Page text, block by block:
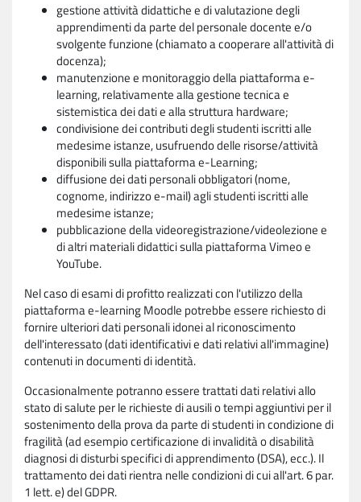
gestione attività didattiche e di valutazione degli
apprendimenti da parte del personale docente e/o
svolgente funzione (chiamato a cooperare all'attività di
docenza);
manutenzione e monitoraggio della piattaforma e-
learning, relativamente alla gestione tecnica e
sistemistica dei dati e alla struttura hardware;
condivisione dei contributi degli studenti iscritti alle
medesime istanze, usufruendo delle risorse/attività
disponibili sulla piattaforma e-Learning;
diffusione dei dati personali obbligatori (nome,
cognome, indirizzo e-mail) agli studenti iscritti alle
medesime istanze;
pubblicazione della videoregistrazione/videolezione e
di altri materiali didattici sulla piattaforma Vimeo e
YouTube.
Nel caso di esami di profitto realizzati con l'utilizzo della
piattaforma e-learning Moodle potrebbe essere richiesto di
fornire ulteriori dati personali idonei al riconoscimento
dell'interessato (dati identificativi e dati relativi all'immagine)
contenuti in documenti di identità.
Occasionalmente potranno essere trattati dati relativi allo
stato di salute per le richieste di ausili o tempi aggiuntivi per il
sostenimento della prova da parte di studenti in condizione di
fragilità (ad esempio certificazione di invalidità o disabilità
diagnosi di disturbi specifici di apprendimento (DSA), ecc.). Il
trattamento dei dati rientra nelle condizioni di cui all'art. 6 par.
1 lett. e) del GDPR.